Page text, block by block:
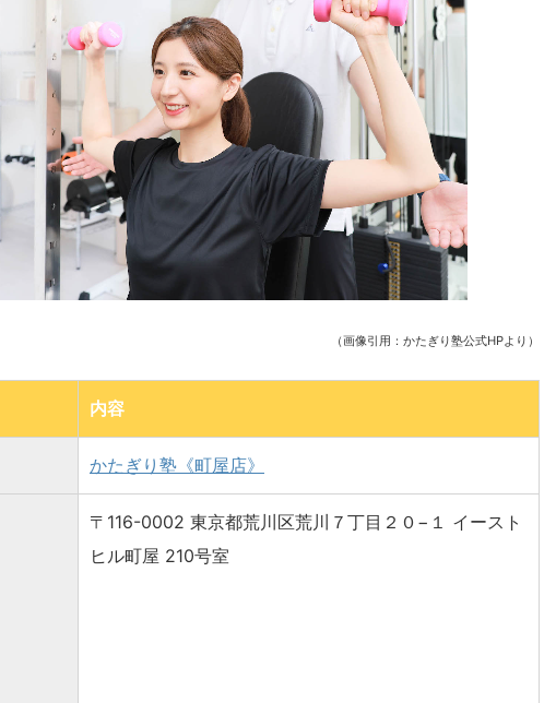
（画像引用：かたぎり塾公式HPより）
内容
かたぎり塾《町屋店》
〒116-0002 東京都荒川区荒川７丁目２０−１ イースト
ヒル町屋 210号室